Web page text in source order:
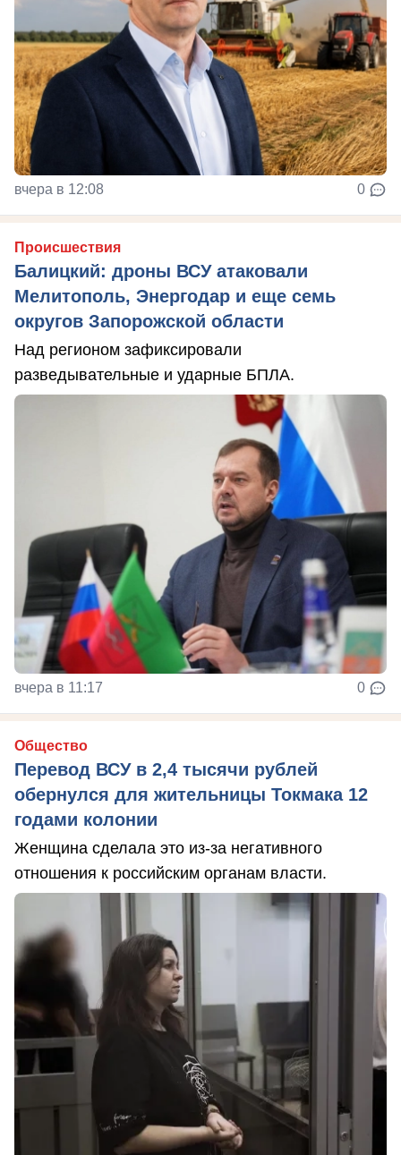
вчера в 12:08 0
Происшествия
Балицкий: дроны ВСУ атаковали
Мелитополь, Энергодар и еще семь
округов Запорожской области
Над регионом зафиксировали
разведывательные и ударные БПЛА.
вчера в 11:17 0
Общество
Перевод ВСУ в 2,4 тысячи рублей
обернулся для жительницы Токмака 12
годами колонии
Женщина сделала это из-за негативного
отношения к российским органам власти.